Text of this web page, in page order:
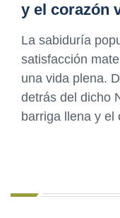
y el corazón
La sabiduría
satisfacción
una vida plena.
detrás del dicho
barriga llena y el